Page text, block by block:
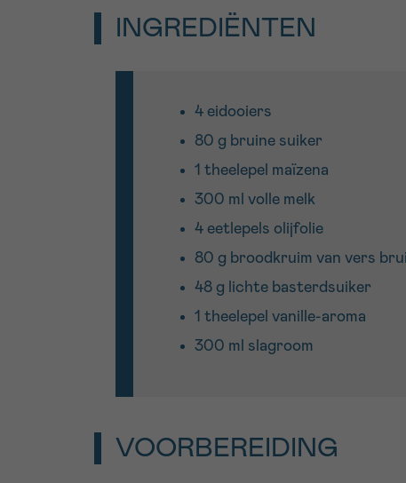
INGREDIËNTEN
4 eidooiers
80 g bruine suiker
1 theelepel maïzena
300 ml volle melk
4 eetlepels olijfolie
80 g broodkruim van vers
48 g lichte basterdsuiker
1 theelepel vanille-aroma
300 ml slagroom
VOORBEREIDING